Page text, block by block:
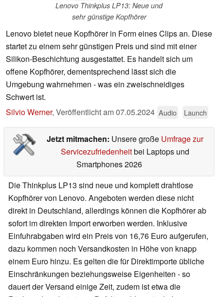
Lenovo Thinkplus LP13: Neue und
sehr günstige Kopfhörer
Lenovo bietet neue Kopfhörer in Form eines Clips an. Diese
startet zu einem sehr günstigen Preis und sind mit einer
Silikon-Beschichtung ausgestattet. Es handelt sich um
offene Kopfhörer, dementsprechend lässt sich die
Umgebung wahrnehmen - was ein zweischneidiges
Schwert ist.
Silvio Werner, Veröffentlicht am07.05.2024 Audio Launch
Jetzt mitmachen: Unsere große Umfrage zur
Servicezufriedenheitbei Laptops und
Smartphones 2026
Die Thinkplus LP13 sind neue und komplett drahtlose
Kopfhörer von Lenovo. Angeboten werden diese nicht
direkt in Deutschland, allerdings können die Kopfhörer ab
sofort im direkten Import erworben werden. Inklusive
Einfuhrabgaben wird ein Preis von 16,76 Euro aufgerufen,
dazu kommen noch Versandkosten in Höhe von knapp
einem Euro hinzu. Es gelten die für Direktimporte übliche
Einschränkungen beziehungsweise Eigenheiten - so
dauert der Versand einige Zeit, zudem ist etwa die